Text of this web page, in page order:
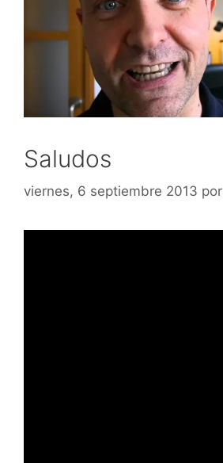
Saludos
viernes, 6 septiembre 2013 por